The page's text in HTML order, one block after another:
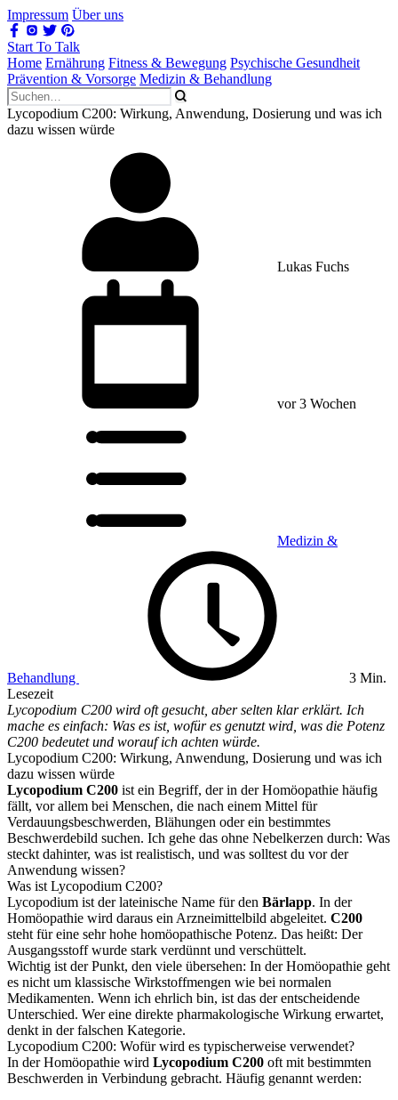
Impressum Über uns
Start To Talk
Home Ernährung Fitness & Bewegung Psychische Gesundheit
Prävention & Vorsorge Medizin & Behandlung
Lycopodium C200: Wirkung, Anwendung, Dosierung und was ich
dazu wissen würde
Lukas Fuchs
vor 3 Wochen
Medizin &
Behandlung
3 Min.
Lesezeit
Lycopodium C200 wird oft gesucht, aber selten klar erklärt. Ich
mache es einfach: Was es ist, wofür es genutzt wird, was die Potenz
C200 bedeutet und worauf ich achten würde.
Lycopodium C200: Wirkung, Anwendung, Dosierung und was ich
dazu wissen würde
Lycopodium C200 ist ein Begriff, der in der Homöopathie häufig
fällt, vor allem bei Menschen, die nach einem Mittel für
Verdauungsbeschwerden, Blähungen oder ein bestimmtes
Beschwerdebild suchen. Ich gehe das ohne Nebelkerzen durch: Was
steckt dahinter, was ist realistisch, und was solltest du vor der
Anwendung wissen?
Was ist Lycopodium C200?
Lycopodium ist der lateinische Name für den Bärlapp. In der
Homöopathie wird daraus ein Arzneimittelbild abgeleitet. C200
steht für eine sehr hohe homöopathische Potenz. Das heißt: Der
Ausgangsstoff wurde stark verdünnt und verschüttelt.
Wichtig ist der Punkt, den viele übersehen: In der Homöopathie geht
es nicht um klassische Wirkstoffmengen wie bei normalen
Medikamenten. Wenn ich ehrlich bin, ist das der entscheidende
Unterschied. Wer eine direkte pharmakologische Wirkung erwartet,
denkt in der falschen Kategorie.
Lycopodium C200: Wofür wird es typischerweise verwendet?
In der Homöopathie wird Lycopodium C200 oft mit bestimmten
Beschwerden in Verbindung gebracht. Häufig genannt werden: